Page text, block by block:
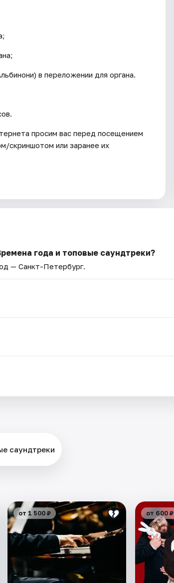
в переложении для органа.
просим вас перед посещением
скриншотом или заранее их
года и топовые саундтреки?
— Санкт-Петербург.
саундтреки
от 1 500 ₽ от 600 ₽